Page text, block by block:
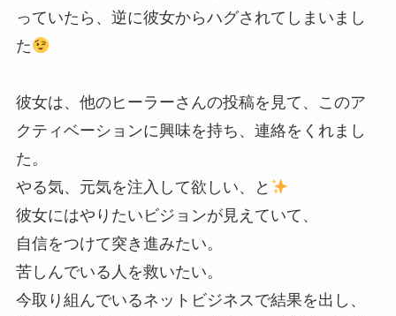
っていたら、逆に彼女からハグされてしまいまし
た
彼女は、他のヒーラーさんの投稿を見て、このア
クティベーションに興味を持ち、連絡をくれまし
た。
やる気、元気を注入して欲しい、と
彼女にはやりたいビジョンが見えていて、
自信をつけて突き進みたい。
苦しんでいる人を救いたい。
今取り組んでいるネットビジネスで結果を出し、